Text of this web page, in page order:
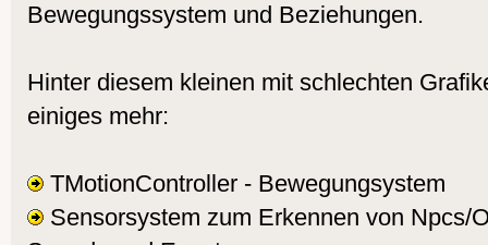
Bewegungssystem und Beziehungen.
Hinter diesem kleinen mit schlechten
einiges mehr:
TMotionController - Bewegungsystem
Sensorsystem zum Erkennen von Npcs/